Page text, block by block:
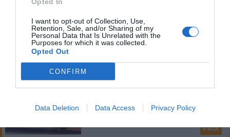
I want to opt-out of Collection, Use,
Retention, Sale, and/or Sharing of my
Personal Data that Is Unrelated with the
Purposes for which it was collected.
Opted Out
CONFIRM
Data Deletion Data Access Privacy Policy
2.26 kmdu centre
0 Commentaires
Villa Piccola Siena
du centre
PRIX